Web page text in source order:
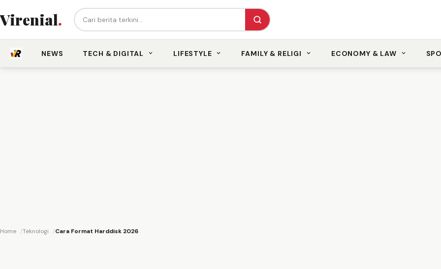
Virenial. Cari berita...
NEWS TECH & DIGITAL LIFESTYLE FAMILY & RELIGI ECONOMY & LAW
Home Teknologi Cara Format Harddisk 2026